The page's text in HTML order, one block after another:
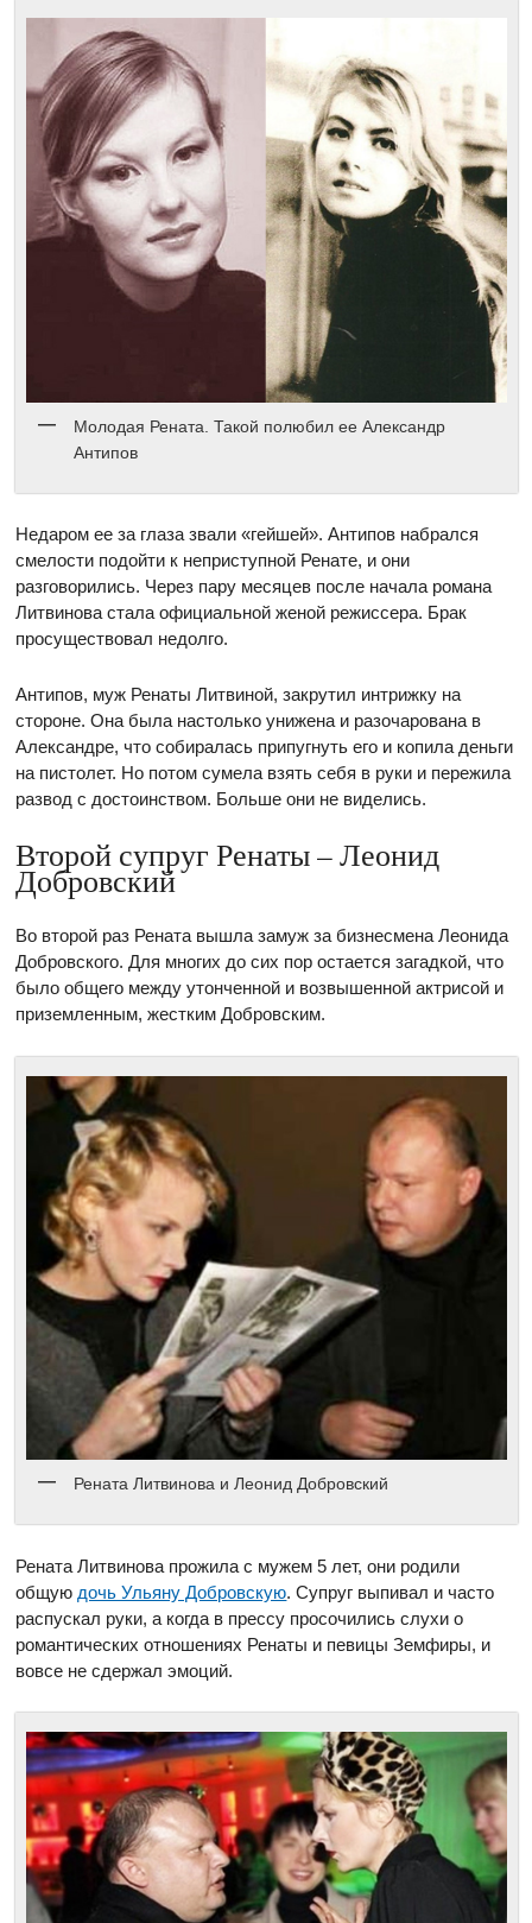
Молодая Рената. Такой полюбил ее Александр
Антипов
Недаром ее за глаза звали «гейшей». Антипов набрался
смелости подойти к неприступной Ренате, и они
разговорились. Через пару месяцев после начала романа
Литвинова стала официальной женой режиссера. Брак
просуществовал недолго.
Антипов, муж Ренаты Литвиной, закрутил интрижку на
стороне. Она была настолько унижена и разочарована в
Александре, что собиралась припугнуть его и копила деньги
на пистолет. Но потом сумела взять себя в руки и пережила
развод с достоинством. Больше они не виделись.
Второй супруг Ренаты – Леонид
Добровский
Во второй раз Рената вышла замуж за бизнесмена Леонида
Добровского. Для многих до сих пор остается загадкой, что
было общего между утонченной и возвышенной актрисой и
приземленным, жестким Добровским.
Рената Литвинова и Леонид Добровский
Рената Литвинова прожила с мужем 5 лет, они родили
общую дочь Ульяну Добровскую. Супруг выпивал и часто
распускал руки, а когда в прессу просочились слухи о
романтических отношениях Ренаты и певицы Земфиры, и
вовсе не сдержал эмоций.